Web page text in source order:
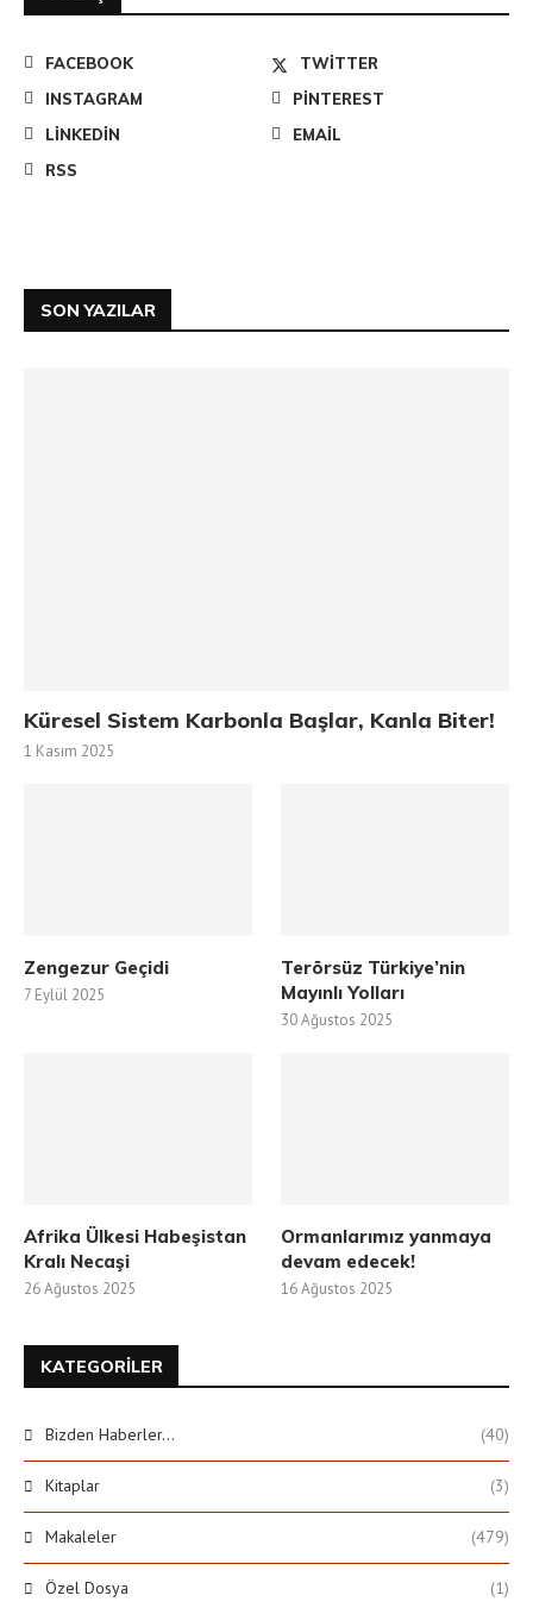
FACEBOOK
TWITTER
INSTAGRAM
PINTEREST
LINKEDIN
EMAIL
RSS
SON YAZILAR
Küresel Sistem Karbonla Başlar, Kanla Biter!
1 Kasım 2025
Zengezur Geçidi
7 Eylül 2025
Terörsüz Türkiye’nin
Mayınlı Yolları
30 Ağustos 2025
Afrika Ülkesi Habeşistan
Kralı Necaşi
26 Ağustos 2025
Ormanlarımız yanmaya
devam edecek!
16 Ağustos 2025
KATEGORILER
Bizden Haberler… (40)
Kitaplar (3)
Makaleler (479)
Özel Dosya (1)